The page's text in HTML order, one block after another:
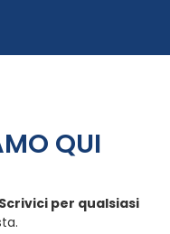
QUI
Scrivici per qualsiasi